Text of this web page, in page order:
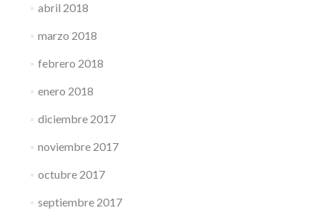
abril 2018
marzo 2018
febrero 2018
enero 2018
diciembre 2017
noviembre 2017
octubre 2017
septiembre 2017